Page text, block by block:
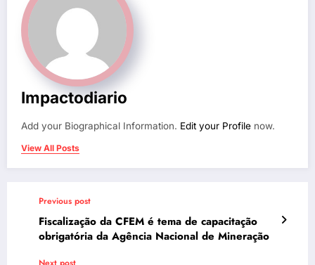
Impactodiario
Add your Biographical Information. Edit your Profile now.
View All Posts
Previous post
Fiscalização da CFEM é tema de capacitação
obrigatória da Agência Nacional de Mineração